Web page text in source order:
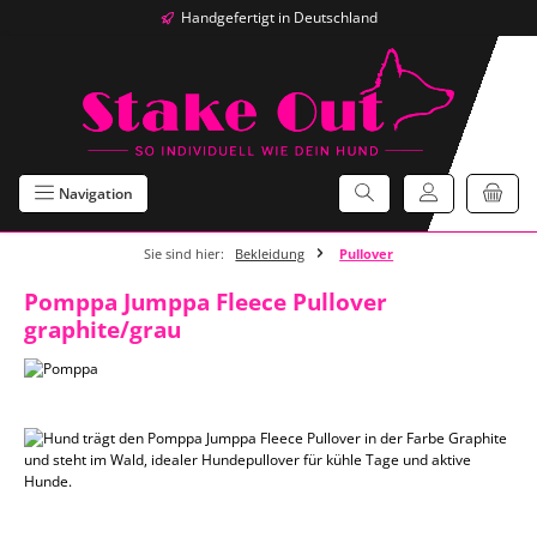
Zum Hauptinhalt springenHandgefertigt in Deutschland
Navigation
Sie sind hier: Bekleidung Pullover
Pomppa Jumppa Fleece Pullover
graphite/grau
Bildergalerie überspringen